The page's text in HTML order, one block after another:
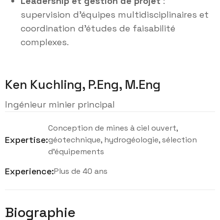
supervision d’équipes multidisciplinaires et
coordination d’études de faisabilité
complexes.
Ken Kuchling, P.Eng, M.Eng
Ingénieur minier principal
Expertise:
Conception de mines à ciel ouvert,
géotechnique, hydrogéologie, sélection
d’équipements
Experience:Plus de 40 ans
Biographie